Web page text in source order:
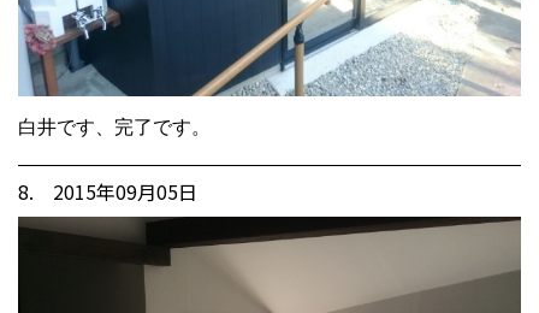
白井です、完了です。
8. 2015年09月05日